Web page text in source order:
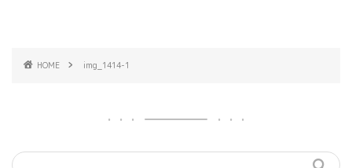
HOME img_1414-1